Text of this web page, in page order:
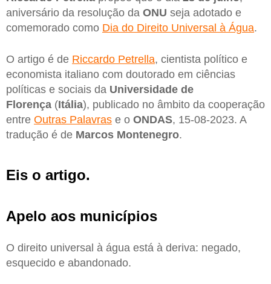
aniversário da resolução da ONU seja adotado e
comemorado como Dia do Direito Universal à Água.
O artigo é de Riccardo Petrella, cientista político e
economista italiano com doutorado em ciências
políticas e sociais da Universidade de
Florença (Itália), publicado no âmbito da cooperação
entre Outras Palavras e o ONDAS, 15-08-2023. A
tradução é de Marcos Montenegro.
Eis o artigo.
Apelo aos municípios
O direito universal à água está à deriva: negado,
esquecido e abandonado.